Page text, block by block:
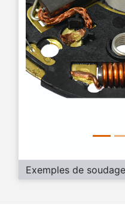
Exemples de